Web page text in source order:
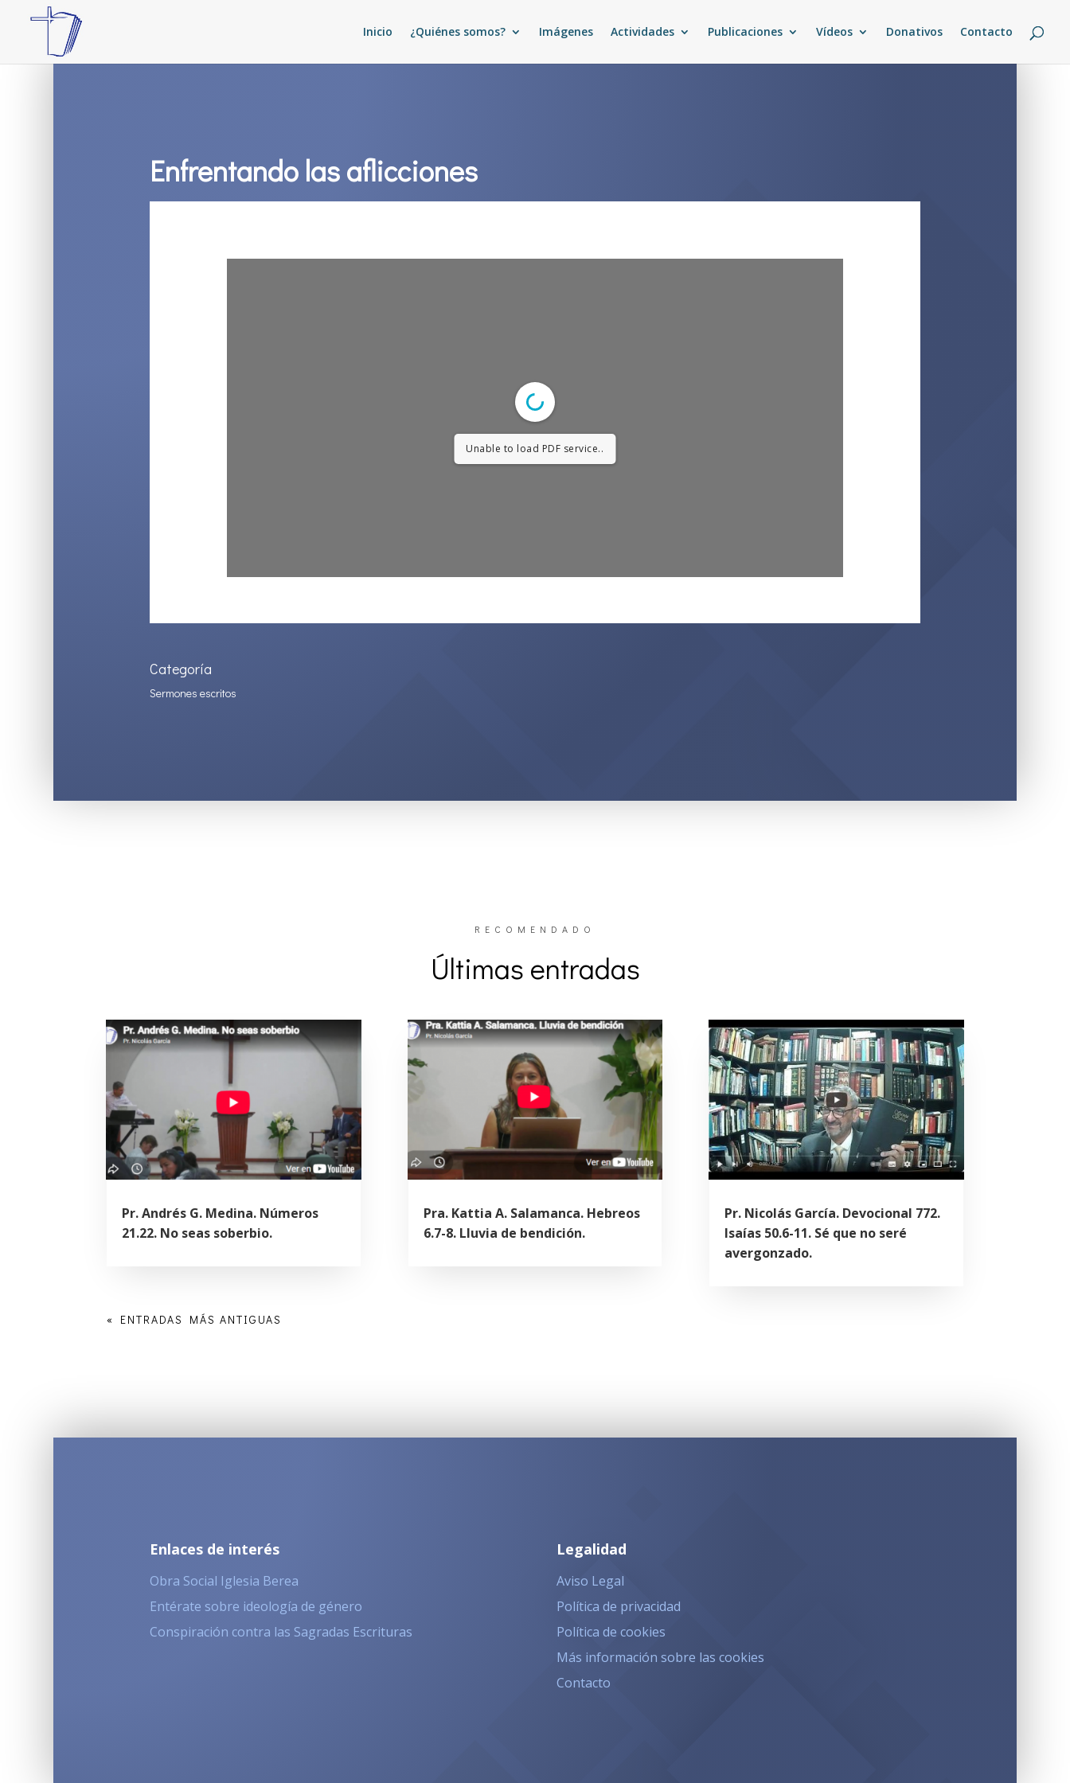
Inicio ¿Quiénes somos? Imágenes Actividades Publicaciones Vídeos Donativos Contacto
Enfrentando las aflicciones
Unable to load PDF service..
Categoría
Sermones escritos
RECOMENDADO
Últimas entradas
Pr. Andrés G. Medina. Números
21.22. No seas soberbio.
Pra. Kattia A. Salamanca. Hebreos
6.7-8. Lluvia de bendición.
Pr. Nicolás García. Devocional 772.
Isaías 50.6-11. Sé que no seré
avergonzado.
« ENTRADAS MÁS ANTIGUAS
Enlaces de interés
Obra Social Iglesia Berea
Entérate sobre ideología de género
Conspiración contra las Sagradas Escrituras
Legalidad
Aviso Legal
Política de privacidad
Política de cookies
Más información sobre las cookies
Contacto